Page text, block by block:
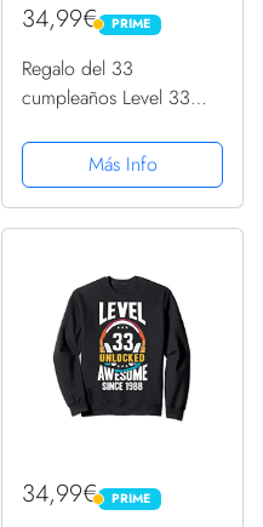
34,99€ PRIME
PRIME
Regalo del 33
cumpleaños Level 33
1988 Sudadera
Más Info
34,99€ PRIME
PRIME